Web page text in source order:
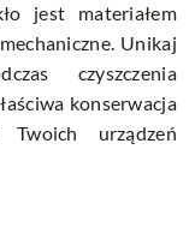
jest materiałem
Unikaj
czyszczenia
konserwacja
urządzeń